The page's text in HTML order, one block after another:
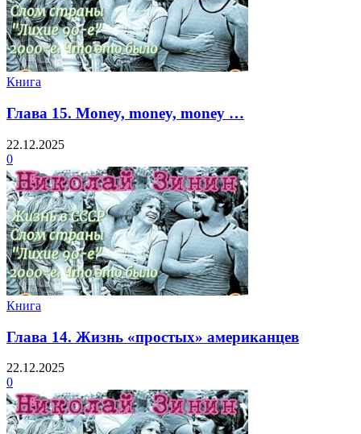
Книга
Глава 15. Money, money, money …
22.12.2025
0
Книга
Глава 14. Жизнь «простых» американцев
22.12.2025
0